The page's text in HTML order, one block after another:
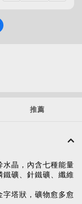
推薦
晶，內含七種能量
鐵礦、針鐵礦、纖維
字塔狀，礦物愈多愈